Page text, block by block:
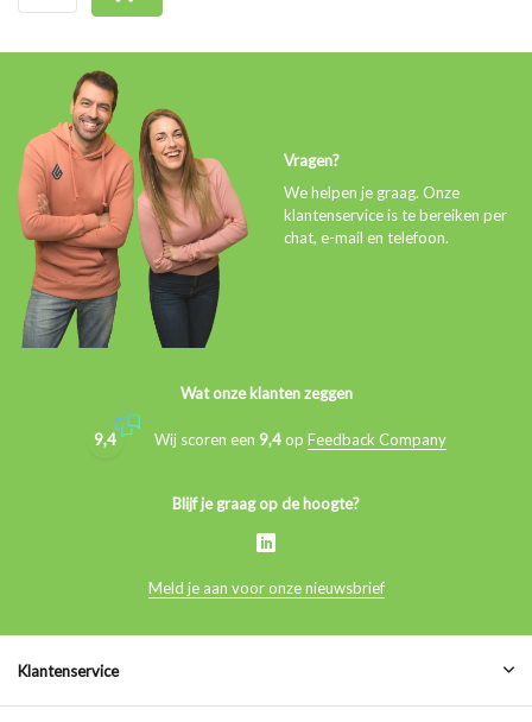
Vragen?
We helpen je graag. Onze
klantenservice is te bereiken per
chat, e-mail en telefoon.
Wat onze klanten zeggen
9,4 Wij scoren een 9,4op Feedback Company
Blijf je graag op de hoogte?
Meld je aan voor onze nieuwsbrief
Klantenservice